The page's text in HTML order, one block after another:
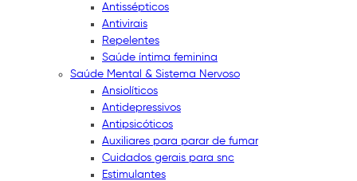
Antissépticos
Antivirais
Repelentes
Saúde íntima feminina
Saúde Mental & Sistema Nervoso
Ansiolíticos
Antidepressivos
Antipsicóticos
Auxiliares para parar de fumar
Cuidados gerais para snc
Estimulantes